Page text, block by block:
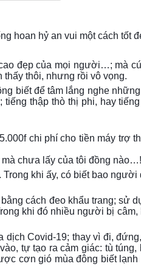
hoan hỷ an vui một cách tốt
đẹp của mọi người…; mà
thôi, nhưng rồi vô vọng.
biết để tâm lắng nghe
tiếng thập thò thị phi, hay
chi phí cho tiền máy trợ
chưa lấy của tôi đồng
khi ấy, có biết bao
cách đeo khẩu trang; sử
khi đó nhiều người bị
Covid-19; thay vì đi,
tự tạo ra cảm giác: tù
cơn gió mùa đông biết